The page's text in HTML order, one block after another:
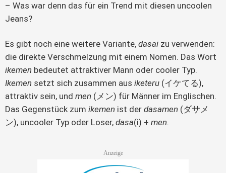
– Was war denn das für ein Trend mit diesen uncoolen
Jeans?
Es gibt noch eine weitere Variante, dasai zu verwenden:
die direkte Verschmelzung mit einem Nomen. Das Wort
ikemen bedeutet attraktiver Mann oder cooler Typ.
Ikemen setzt sich zusammen aus iketeru (イケてる),
attraktiv sein, und men (メン) für Männer im Englischen.
Das Gegenstück zum ikemen ist der dasamen (ダサメ
ン), uncooler Typ oder Loser, dasa(i) + men.